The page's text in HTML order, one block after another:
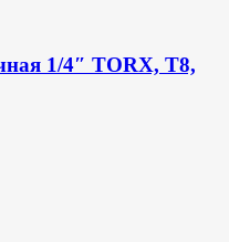
1/4″ TORX, T8,